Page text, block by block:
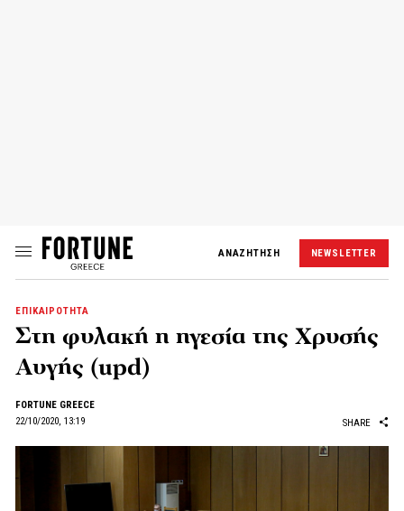
ΑΝΑΖΗΤΗΣΗ NEWSLETTER
ΕΠΙΚΑΙΡΟΤΗΤΑ
Στη φυλακή η ηγεσία της Χρυσής
Αυγής (upd)
FORTUNE GREECE
22/10/2020, 13:19
SHARE